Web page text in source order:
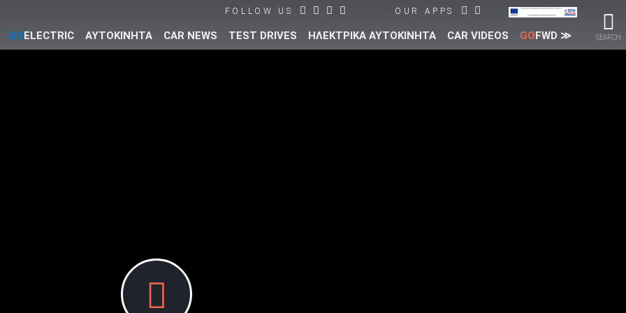
SEARCH
FOLLOW US OUR APPS
GOELECTRIC ΑΥΤΟΚΙΝΗΤΑ CAR NEWS TEST DRIVES ΗΛΕΚΤΡΙΚΑ ΑΥΤΟΚΙΝΗΤΑ CAR VIDEOS GOFWD ≫